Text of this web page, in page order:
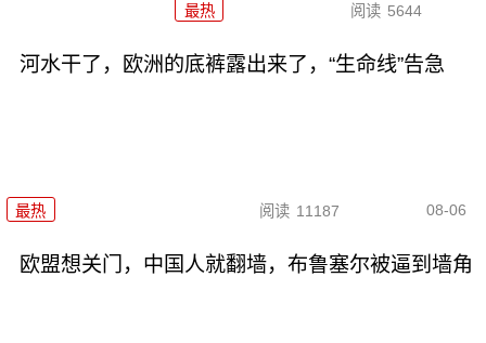
最热 阅读 5644
河水干了，欧洲的底裤露出来了，“生命线”告急
最热 阅读 11187 08-06
欧盟想关门，中国人就翻墙，布鲁塞尔被逼到墙角